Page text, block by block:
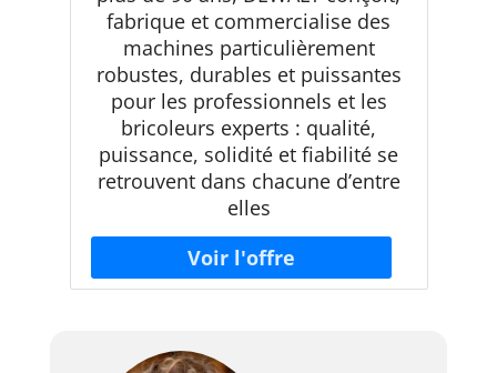
fabrique et commercialise des
machines particulièrement
robustes, durables et puissantes
pour les professionnels et les
bricoleurs experts : qualité,
puissance, solidité et fiabilité se
retrouvent dans chacune d’entre
elles